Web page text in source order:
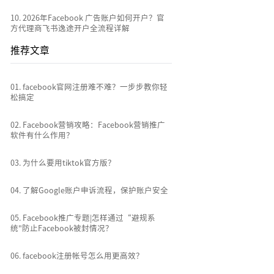
10.2026年Facebook 广告账户如何开户？官
方代理商飞书逸途开户全流程详解
推荐文章
01.facebook官网注册难不难？一步步教你轻
松搞定
02. Facebook营销攻略：Facebook营销推广
软件有什么作用？
03. 为什么要用tiktok官方版？
04. 了解Google账户申诉流程，保护账户安全
05. Facebook推广专题|怎样通过“避规系
统"防止Facebook被封情况？
06.facebook注册帐号怎么用更高效？